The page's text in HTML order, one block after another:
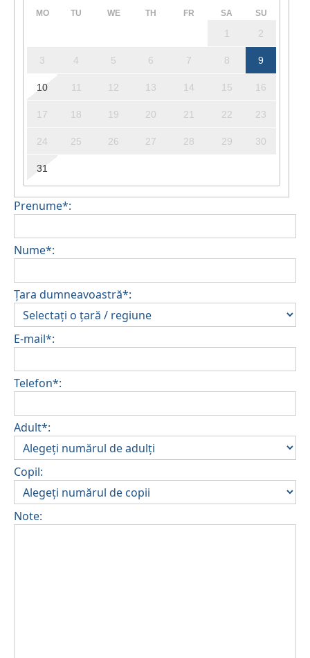
MO TU WE TH FR SA SU
1 2
3 4 5 6 7 8 9
10 11 12 13 14 15 16
17 18 19 20 21 22 23
24 25 26 27 28 29 30
31
Prenume*:
Nume*:
Țara dumneavoastră*:
E-mail*:
Telefon*:
Adult*:
Copil:
Note: